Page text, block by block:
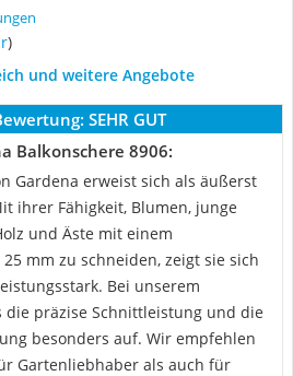
)
und weitere Angebote
SEHR GUT
Balkonschere 8906:
Gardena erweist sich als äußerst
ihrer Fähigkeit, Blumen, junge
und Äste mit einem
mm zu schneiden, zeigt sie sich
Bei unserem
die präzise Schnittleistung und die
besonders auf. Wir empfehlen
Gartenliebhaber als auch für